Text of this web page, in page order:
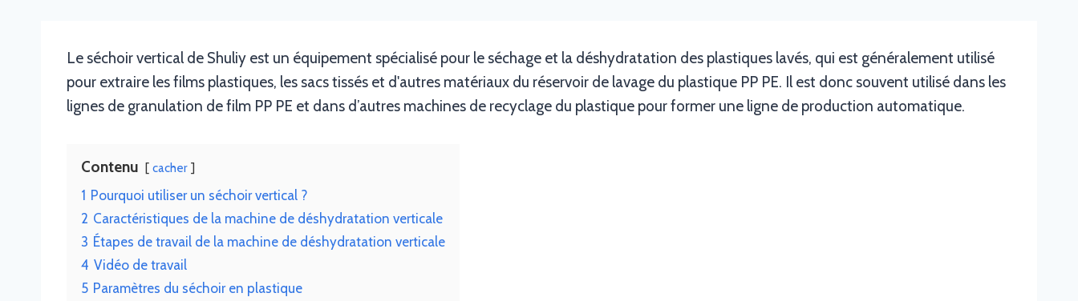
Le séchoir vertical de Shuliy est un équipement spécialisé pour le séchage et la déshydratation des plastiques lavés, qui est généralement utilisé
pour extraire les films plastiques, les sacs tissés et d'autres matériaux du réservoir de lavage du plastique PP PE. Il est donc souvent utilisé dans les
lignes de granulation de film PP PE et dans d’autres machines de recyclage du plastique pour former une ligne de production automatique.
Contenu cacher
1 Pourquoi utiliser un séchoir vertical ?
2 Caractéristiques de la machine de déshydratation verticale
3 Étapes de travail de la machine de déshydratation verticale
4 Vidéo de travail
5 Paramètres du séchoir en plastique